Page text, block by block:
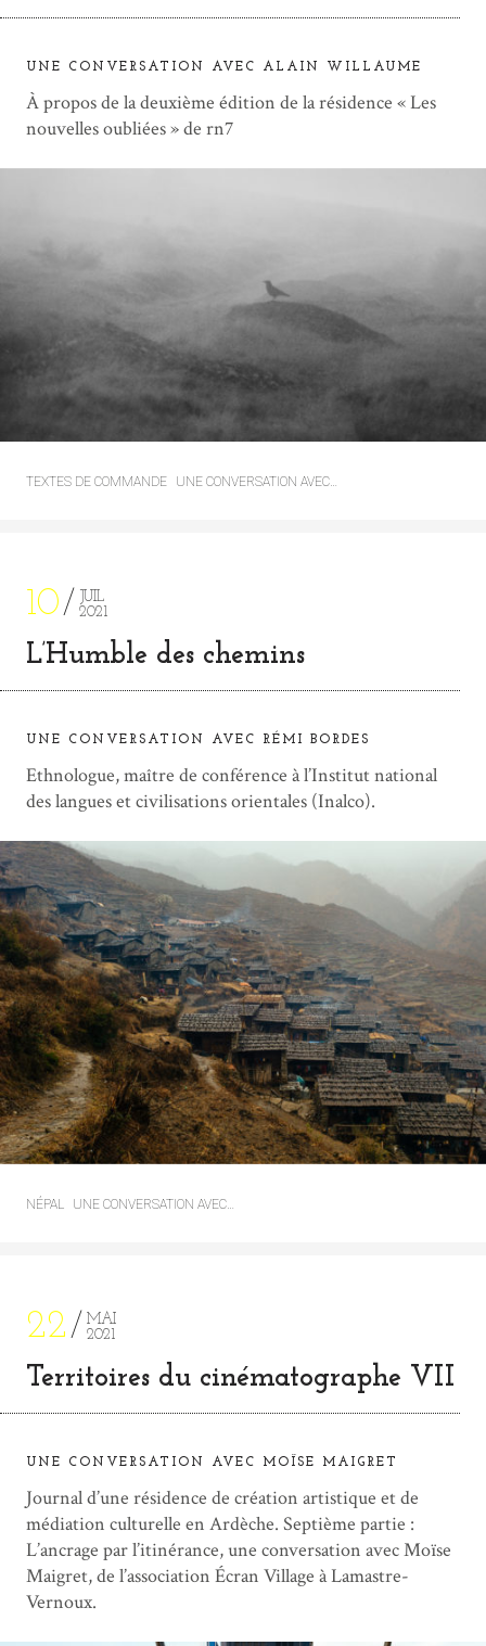
o
UNE CONVERSATION AVEC ALAIN WILLAUME
À propos de la deuxième édition de la résidence « Les
nouvelles oubliées » de rn7
TEXTES DE COMMANDE UNE CONVERSATION AVEC…
10
JUIL
2021
L’Humble des chemins
UNE CONVERSATION AVEC RÉMI BORDES
Ethnologue, maître de conférence à l’Institut national
des langues et civilisations orientales (Inalco).
NÉPAL UNE CONVERSATION AVEC…
22
MAI
2021
Territoires du cinématographe VII
UNE CONVERSATION AVEC MOÏSE MAIGRET
Journal d’une résidence de création artistique et de
médiation culturelle en Ardèche. Septième partie :
L’ancrage par l’itinérance, une conversation avec Moïse
Maigret, de l’association Écran Village à Lamastre-
Vernoux.